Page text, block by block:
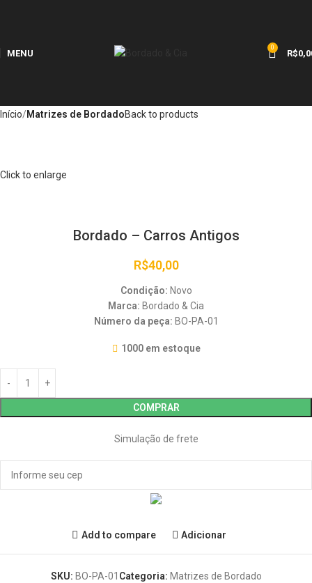
MENU
0
R$
Início Matrizes de BordadoBack to products
Click to enlarge
Bordado – Carros Antigos
R$40,00
Condição: Novo
Marca: Bordado & Cia
Número da peça: BO-PA-01
1000 em estoque
COMPRAR
Simulação de frete
Add to compare Adicionar
SKU: BO-PA-01 Categoria: Matrizes de Bordado